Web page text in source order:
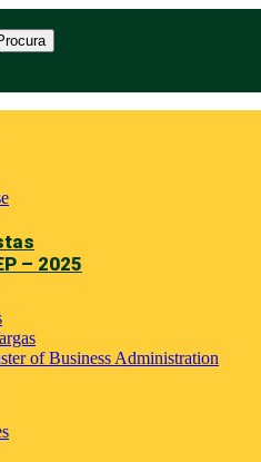
– 2025
of Business Administration